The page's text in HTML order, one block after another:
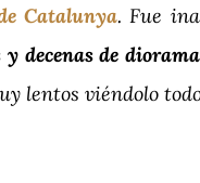
Catalunya. Fue
decenas de
lentos viéndolo